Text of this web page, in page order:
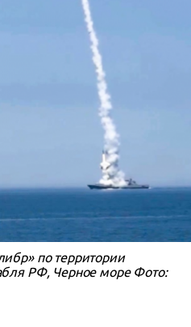
по территории
РФ, Черное море Фото: